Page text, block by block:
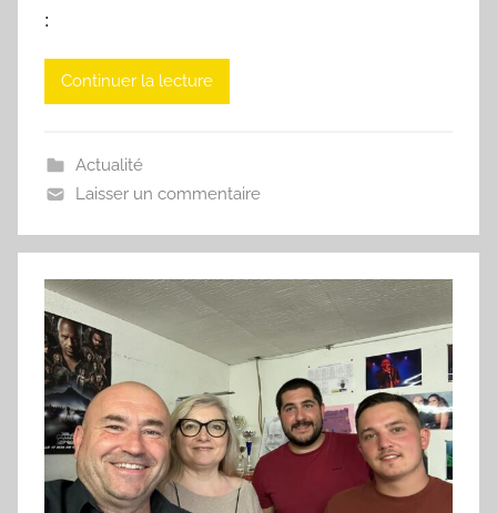
:
Continuer la lecture
Actualité
Laisser un commentaire